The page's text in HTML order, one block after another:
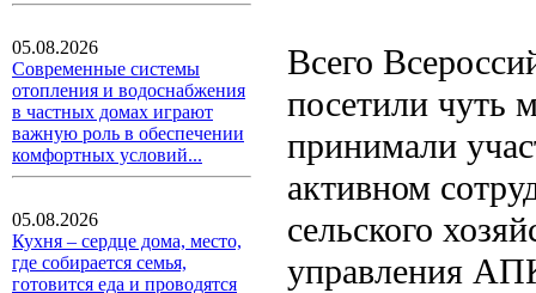
05.08.2026
Современные системы
отопления и водоснабжения
в частных домах играют
важную роль в обеспечении
комфортных условий...
05.08.2026
Кухня – сердце дома, место,
где собирается семья,
готовится еда и проводятся
Всего
посетили чуть
принимали
активном
сельского
управления